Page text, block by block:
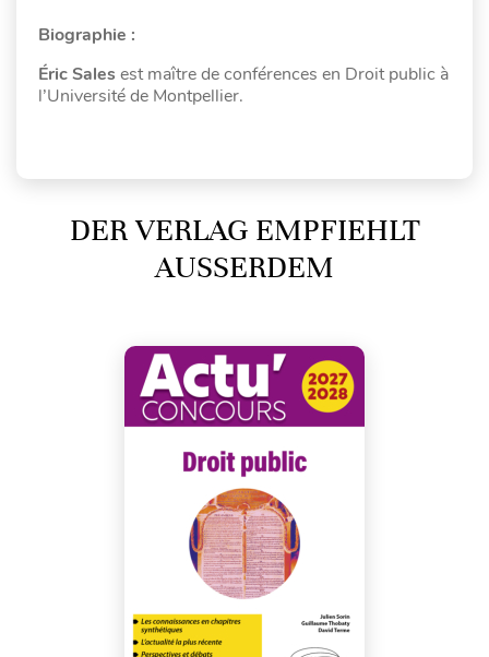
Biographie :
Éric Sales est maître de conférences en Droit public à
l’Université de Montpellier.
DER VERLAG EMPFIEHLT
AUSSERDEM